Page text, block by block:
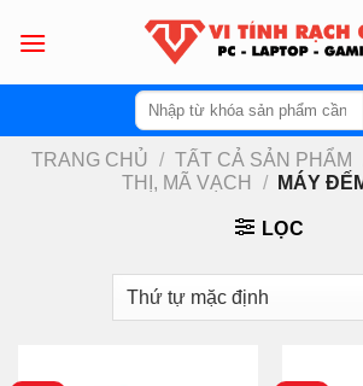
Tìm
kiếm:
TRANG CHỦ / TẤT CẢ SẢN PHẨM
THỊ, MÃ VẠCH
/ MÁY
LỌC